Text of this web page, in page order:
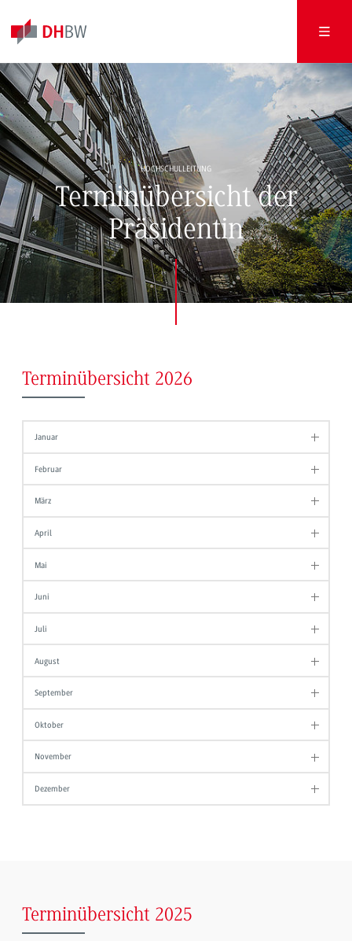
HOCHSCHULLEITUNG
Terminübersicht der
Präsidentin
Terminübersicht 2026
Januar
Februar
März
April
Mai
Juni
Juli
August
September
Oktober
November
Dezember
Terminübersicht 2025